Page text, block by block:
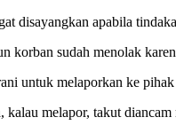
disayangkan apabila
korban sudah menolak
untuk melaporkan ke
melapor, takut